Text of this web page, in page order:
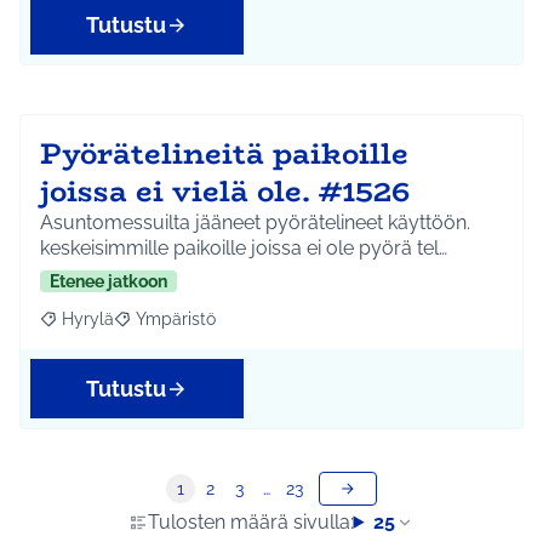
Tutustu
Pyörätelineitä paikoille
joissa ei vielä ole. #1526
Asuntomessuilta jääneet pyörätelineet käyttöön.
keskeisimmille paikoille joissa ei ole pyörä tel…
Etenee jatkoon
Rajaa tulokset aihepiirin mukaan: Hyrylä
Hyrylä Rajaa tulokset teeman mukaan: Ympäristö
Ympäristö
Tutustu
Tulosten määrä sivulla: 25
1 2 3 … 23